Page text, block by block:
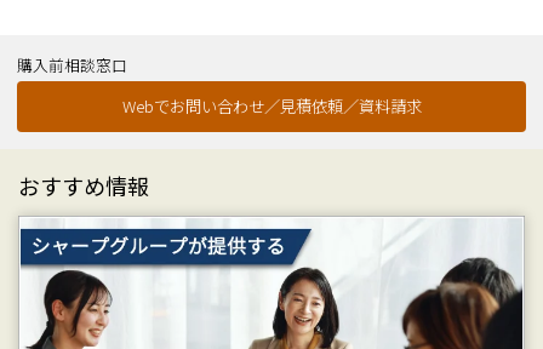
購入前相談窓口
Webでお問い合わせ／見積依頼／資料請求
おすすめ情報